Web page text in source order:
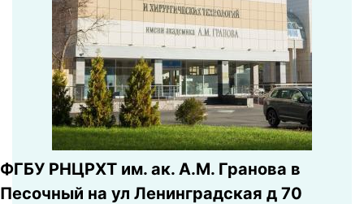
ФГБУ РНЦРХТ им. ак. А.М. Гранова в
Песочный на ул Ленинградская д 70